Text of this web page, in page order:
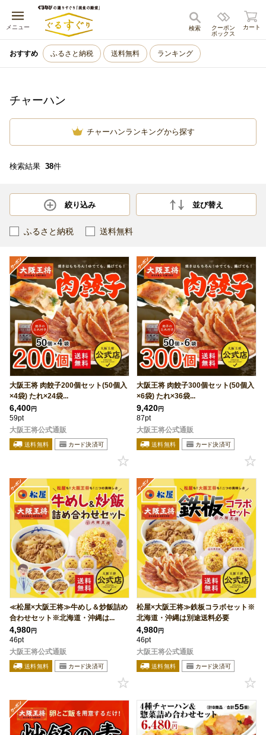
メニュー
キャンセル
クーポン
ボックス
検索 カート
おすすめ ふるさと納税 送料無料 ランキング
チャーハン
チャーハンランキングから探す
検索結果 38件
絞り込み 並び替え
ふるさと納税 送料無料
大阪王将 肉餃子200個セット(50個入
×4袋) たれ×24袋...
6,400円
59pt
大阪王将公式通販
大阪王将 肉餃子300個セット(50個入
×6袋) たれ×36袋...
9,420円
87pt
大阪王将公式通販
≪松屋×大阪王将≫牛めし＆炒飯詰め
合わせセット※北海道・沖縄は...
4,980円
46pt
大阪王将公式通販
松屋×大阪王将≫鉄板コラボセット※
北海道・沖縄は別途送料必要
4,980円
46pt
大阪王将公式通販